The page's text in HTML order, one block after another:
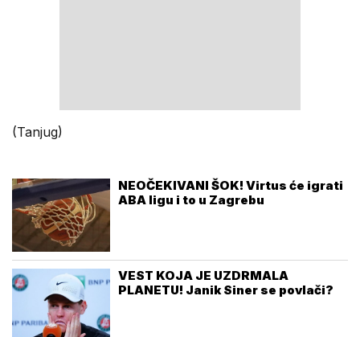
(Tanjug)
NEOČEKIVANI ŠOK! Virtus će igrati
ABA ligu i to u Zagrebu
VEST KOJA JE UZDRMALA
PLANETU! Janik Siner se povlači?